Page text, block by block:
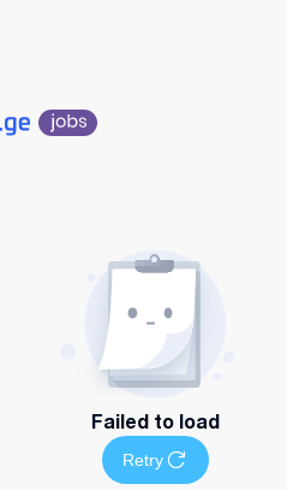
Failed to load
Retry